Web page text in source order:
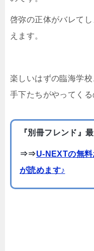
啓弥の正体がバレて
えます。
楽しいはずの臨海学
手下たちがやってくる
『別冊フレンド』
⇒⇒U-NEXTの無
が読めます♪